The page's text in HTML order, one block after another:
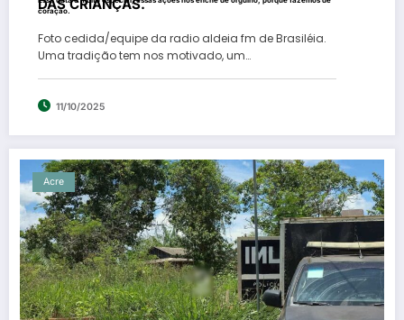
DAS CRIANÇAS.
coração.
Foto cedida/equipe da radio aldeia fm de Brasiléia.
Uma tradição tem nos motivado, um…
11/10/2025
Acre